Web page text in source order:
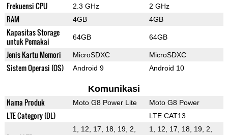
Frekuensi CPU 2.3 GHz 2 GHz
RAM 4GB 4GB
Kapasitas Storage
untuk Pemakai
64GB 64GB
Jenis Kartu Memori MicroSDXC MicroSDXC
Sistem Operasi (OS) Android 9 Android 10
Komunikasi
Nama Produk Moto G8 Power Lite Moto G8 Power
LTE Category (DL) LTE CAT13
1, 12, 17, 18, 19, 2,
1, 12, 17, 18, 19, 2,